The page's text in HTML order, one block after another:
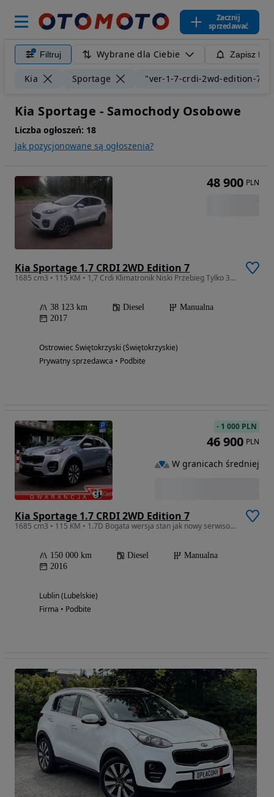
Zacznij
sprzedawać
Filtruj Wybrane dla Ciebie Zapisz
Kia Sportage "ver-1-7-crdi-2wd-edition-7"
Kia Sportage - Samochody Osobowe
Liczba ogłoszeń: 18
Jak pozycjonowane są ogłoszenia?
Kia Sportage 1.7 CRDI 2WD Edition 7
1685 cm3 • 115 KM • 1,7 Crdi Klimatronik Niski Przebieg Tylko 38 tys.km
38 123 km Diesel
Manualna
2017
Ostrowiec Świętokrzyski (Świętokrzyskie)
Prywatny sprzedawca • Podbite
48 900 PLN
Kia Sportage 1.7 CRDI 2WD Edition 7
1685 cm3 • 115 KM • 1.7D Bogata wersja stan jak nowy serwisowany Zamiana
150 000 km Diesel
Manualna
2016
Lublin (Lubelskie)
Firma • Podbite
- 1 000 PLN
46 900 PLN
W granicach średniej